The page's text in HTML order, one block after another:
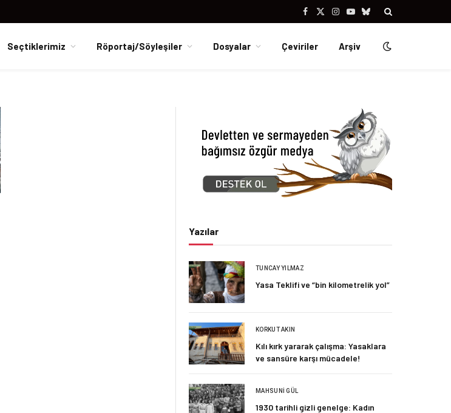
Facebook
X
Instagram
YouTubeBluesky
Seçtiklerimiz Röportaj/Söyleşiler Dosyalar Çeviriler Arşiv
Yazılar
TUNCAY YILMAZ
Yasa Teklifi ve “bin kilometrelik yol”
KORKUT AKIN
Kılı kırk yararak çalışma: Yasaklara
ve sansüre karşı mücadele!
MAHSUNI GÜL
1930 tarihli gizli genelge: Kadın